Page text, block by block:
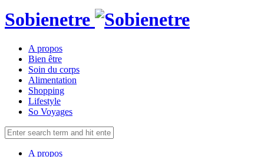
Sobienetre
A propos
Bien être
Soin du corps
Alimentation
Shopping
Lifestyle
So Voyages
A propos